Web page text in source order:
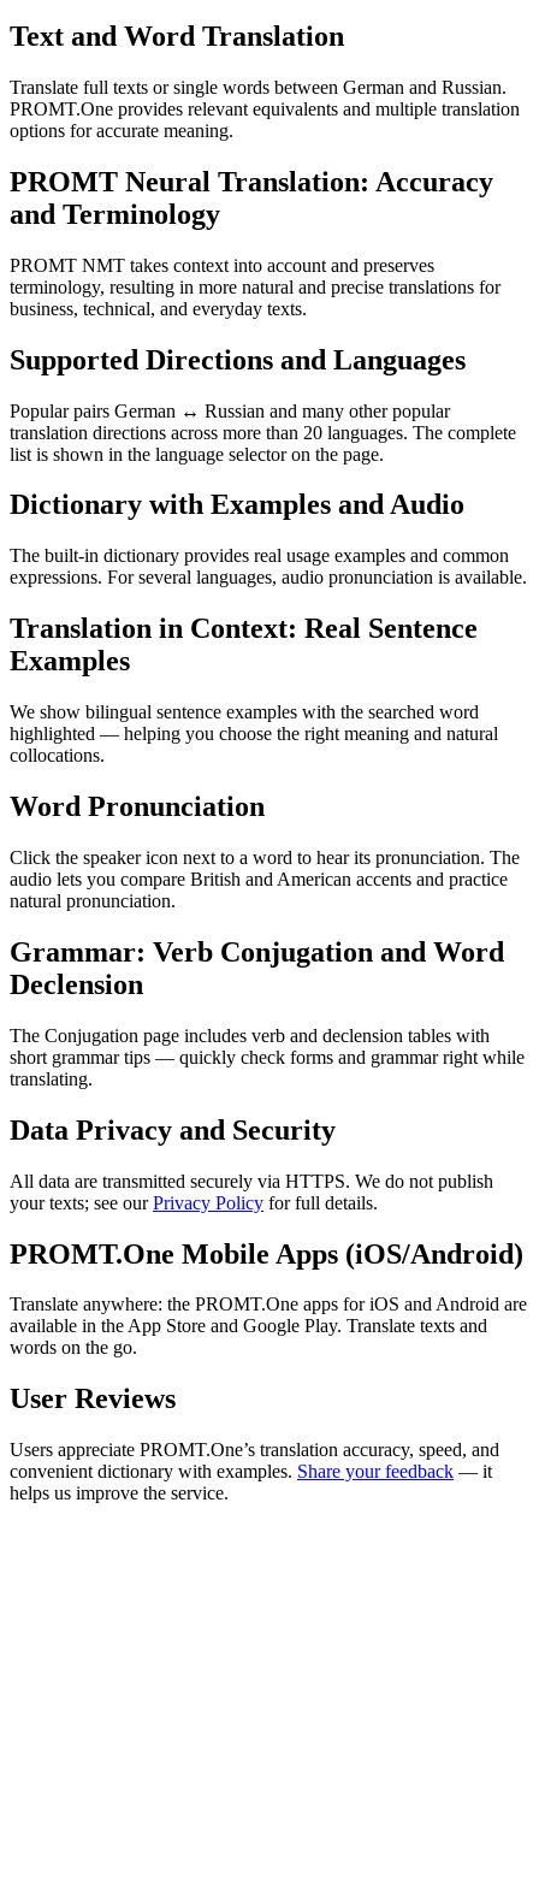
Text and Word Translation
Translate full texts or single words between German and Russian.
PROMT.One provides relevant equivalents and multiple translation
options for accurate meaning.
PROMT Neural Translation: Accuracy
and Terminology
PROMT NMT takes context into account and preserves
terminology, resulting in more natural and precise translations for
business, technical, and everyday texts.
Supported Directions and Languages
Popular pairs German ↔ Russian and many other popular
translation directions across more than 20 languages. The complete
list is shown in the language selector on the page.
Dictionary with Examples and Audio
The built-in dictionary provides real usage examples and common
expressions. For several languages, audio pronunciation is available.
Translation in Context: Real Sentence
Examples
We show bilingual sentence examples with the searched word
highlighted — helping you choose the right meaning and natural
collocations.
Word Pronunciation
Click the speaker icon next to a word to hear its pronunciation. The
audio lets you compare British and American accents and practice
natural pronunciation.
Grammar: Verb Conjugation and Word
Declension
The Conjugation page includes verb and declension tables with
short grammar tips — quickly check forms and grammar right while
translating.
Data Privacy and Security
All data are transmitted securely via HTTPS. We do not publish
your texts; see ourPrivacy Policy for full details.
PROMT.One Mobile Apps (iOS/Android)
Translate anywhere: the PROMT.One apps for iOS and Android are
available in the App Store and Google Play. Translate texts and
words on the go.
User Reviews
Users appreciate PROMT.One’s translation accuracy, speed, and
convenient dictionary with examples. Share your feedback — it
helps us improve the service.